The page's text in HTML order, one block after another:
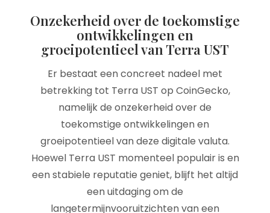
Onzekerheid over de toekomstige
ontwikkelingen en
groeipotentieel van Terra UST
Er bestaat een concreet nadeel met
betrekking tot Terra UST op CoinGecko,
namelijk de onzekerheid over de
toekomstige ontwikkelingen en
groeipotentieel van deze digitale valuta.
Hoewel Terra UST momenteel populair is en
een stabiele reputatie geniet, blijft het altijd
een uitdaging om de
langetermijnvooruitzichten van een